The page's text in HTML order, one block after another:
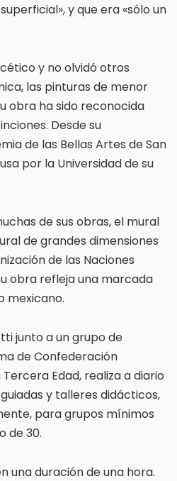
y que era «sólo un
y no olvidó otros
las pinturas de menor
obra ha sido reconocida
Desde su
de las Bellas Artes de San
por la Universidad de su
de sus obras, el mural
de grandes dimensiones
de las Naciones
obra refleja una marcada
mexicano.
junto a un grupo de
de Confederación
Edad, realiza a diario
y talleres didácticos,
para grupos mínimos
de 30.
una duración de una hora.